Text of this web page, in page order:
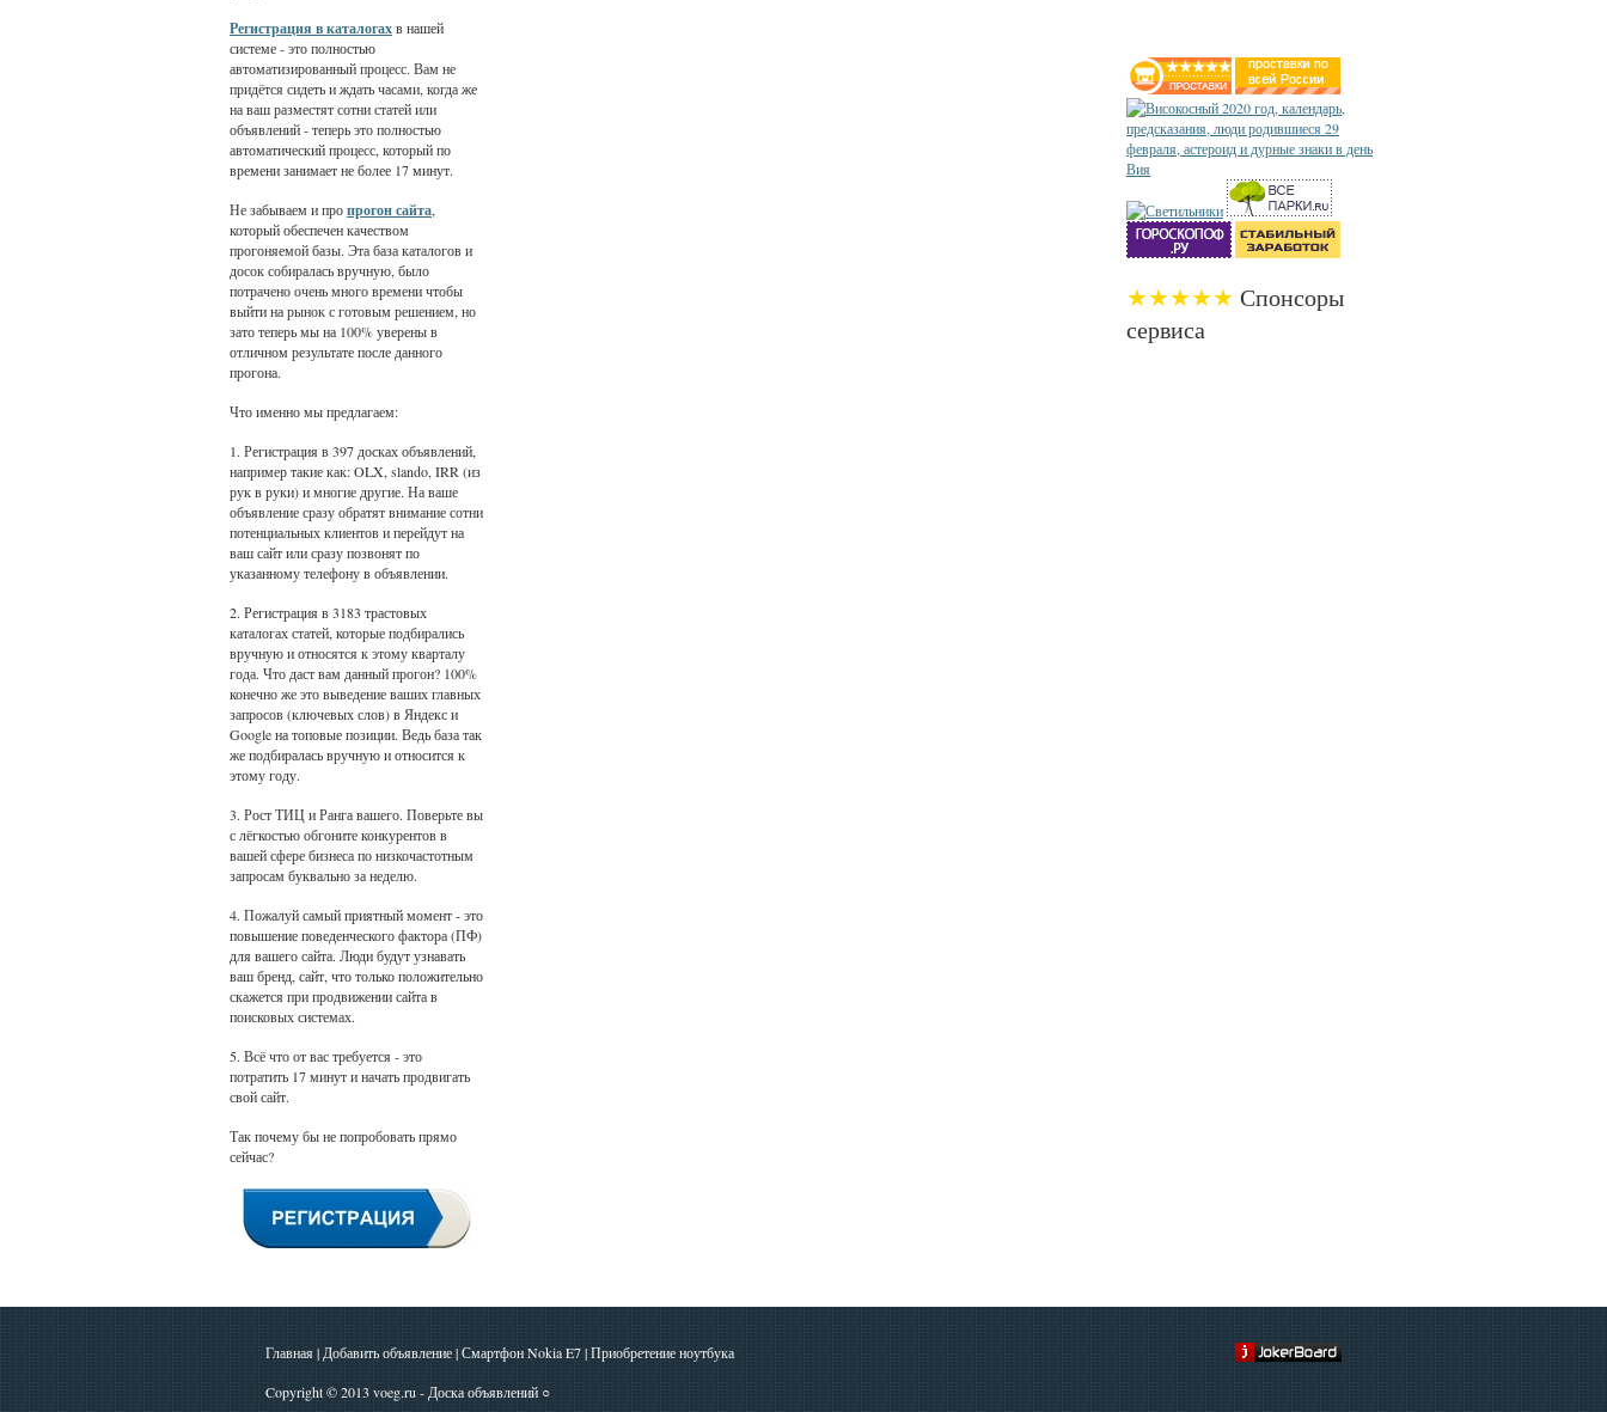
Регистрация в каталогахв нашей
системе - это полностью
автоматизированный процесс. Вам не
придётся сидеть и ждать часами, когда же
на ваш разместят сотни статей или
объявлений - теперь это полностью
автоматический процесс, который по
времени занимает не более 17 минут.
Не забываем и пропрогон сайта,
который обеспечен качеством
прогоняемой базы. Эта база каталогов и
досок собиралась вручную, было
потрачено очень много времени чтобы
выйти на рынок с готовым решением, но
зато теперь мы на 100% уверены в
отличном результате после данного
прогона.
Что именно мы предлагаем:
1. Регистрация в 397 досках объявлений,
например такие как: OLX, slando, IRR (из
рук в руки) и многие другие. На ваше
объявление сразу обратят внимание сотни
потенциальных клиентов и перейдут на
ваш сайт или сразу позвонят по
указанному телефону в объявлении.
2. Регистрация в 3183 трастовых
каталогах статей, которые подбирались
вручную и относятся к этому кварталу
года. Что даст вам данный прогон? 100%
конечно же это выведение ваших главных
запросов (ключевых слов) в Яндекс и
Google на топовые позиции. Ведь база так
же подбиралась вручную и относится к
этому году.
3. Рост ТИЦ и Ранга вашего. Поверьте вы
с лёгкостью обгоните конкурентов в
вашей сфере бизнеса по низкочастотным
запросам буквально за неделю.
4. Пожалуй самый приятный момент - это
повышение поведенческого фактора (ПФ)
для вашего сайта. Люди будут узнавать
ваш бренд, сайт, что только положительно
скажется при продвижении сайта в
поисковых системах.
5. Всё что от вас требуется - это
потратить 17 минут и начать продвигать
свой сайт.
Так почему бы не попробовать прямо
сейчас?
★★★★★ Спонсоры
сервиса
Главная|Добавить объявление|Смартфон Nokia E7|Приобретение ноутбука
Copyright © 2013 voeg.ru - Доска объявлений ○